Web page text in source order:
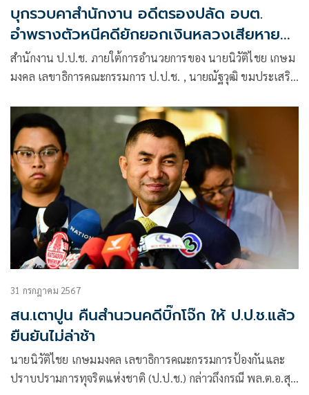
บุกรวบคาสำนักงาน อดีตรองปลัด อบต.
อำพรางตัวหนีคดียักยอกเงินหลวงเสียหาย
50 ล้าน
สํานักงาน ป.ป.ช. ภายใต้การอํานวยการของ นายนิวัติไชย เกษม
มงคล เลขาธิการคณะกรรมการ ป.ป.ช. , นายณัฐวุฒิ ขมประเสริฐ
สืบสวนคดีทุจริต
31 กรกฎาคม 2567
สน.เตาปูน คืนสำนวนคดีบิ๊กโจ๊ก ให้ ป.ป.ช.แล้ว
ยืนยันไม่ล่าช้า
นายนิวัติไชย เกษมมงคล เลขาธิการคณะกรรมการป้องกันและ
ปราบปรามการทุจริตแห่งชาติ (ป.ป.ช.) กล่าวถึงกรณี พล.ต.อ.สุร